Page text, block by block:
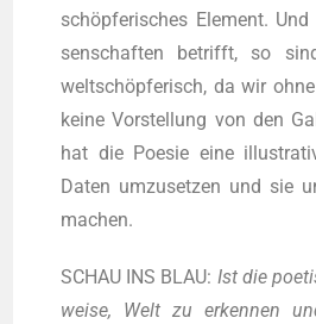
schöp­fe­ri­sches Ele­ment.
sen­schaf­ten betrifft, so
welt­schöp­fe­risch, da wir
kei­ne Vor­stel­lung von den
hat die Poe­sie eine
Daten umzu­set­zen und sie
machen.
SCHAU INS BLAU: Ist die
wei­se, Welt zu erken­nen